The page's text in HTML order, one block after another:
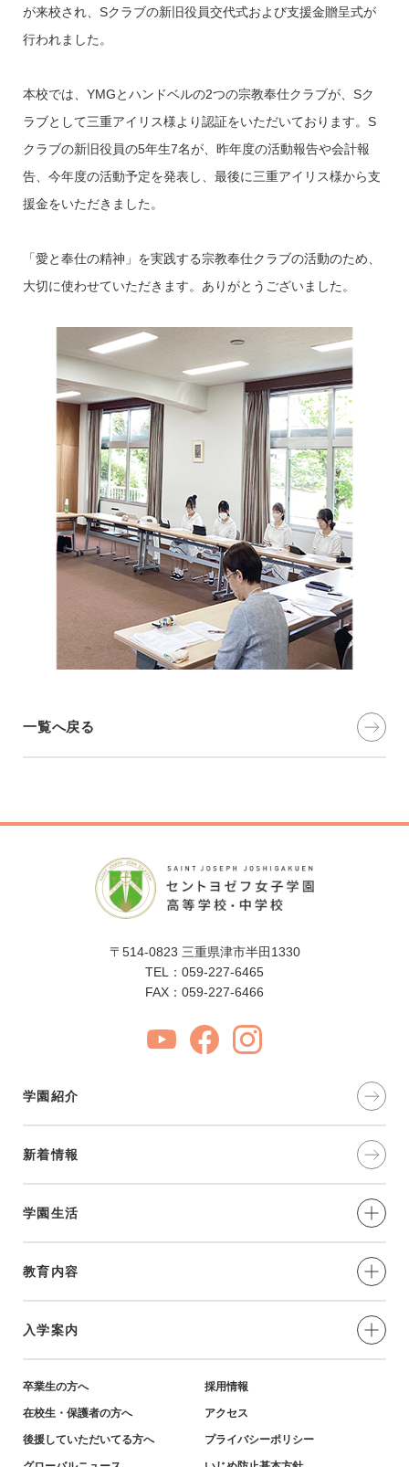
が来校され、Sクラブの新旧役員交代式および支援金贈呈式が
行われました。
本校では、YMGとハンドベルの2つの宗教奉仕クラブが、Sク
ラブとして三重アイリス様より認証をいただいております。S
クラブの新旧役員の5年生7名が、昨年度の活動報告や会計報
告、今年度の活動予定を発表し、最後に三重アイリス様から支
援金をいただきました。
「愛と奉仕の精神」を実践する宗教奉仕クラブの活動のため、
大切に使わせていただきます。ありがとうございました。
一覧へ戻る
〒514-0823 三重県津市半田1330
TEL：059-227-6465
FAX：059-227-6466
学園紹介
新着情報
学園生活
制服・年間⾏事
部活動
学習環境
教育内容
愛と奉仕の実践
教育の特色
英語教育・姉妹校紹介
入学案内
小学生対象-説明会・イベント
小学生対象-募集要項・資料
卒業生の方へ
在校生・保護者の方へ
後援していただいてる方へ
採用情報
アクセス
プライバシーポリシー